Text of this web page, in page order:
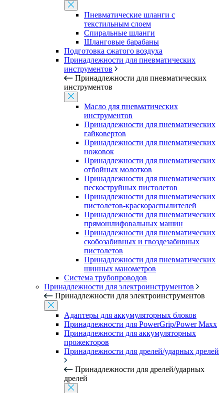
Пневматические шланги с
текстильным слоем
Спиральные шланги
Шланговые барабаны
Подготовка сжатого воздуха
Принадлежности для пневматических
инструментов
Принадлежности для пневматических
инструментов
Масло для пневматических
инструментов
Принадлежности для пневматических
гайковертов
Принадлежности для пневматических
ножовок
Принадлежности для пневматических
отбойных молотков
Принадлежности для пневматических
пескоструйных пистолетов
Принадлежности для пневматических
пистолетов-краскораспылителей
Принадлежности для пневматических
прямошлифовальных машин
Принадлежности для пневматических
скобозабивных и гвоздезабивных
пистолетов
Принадлежности для пневматических
шинных манометров
Система трубопроводов
Принадлежности для электроинструментов
Принадлежности для электроинструментов
Адаптеры для аккумуляторных блоков
Принадлежности для PowerGrip/Power Maxx
Принадлежности для аккумуляторных
прожекторов
Принадлежности для дрелей/ударных дрелей
Принадлежности для дрелей/ударных
дрелей